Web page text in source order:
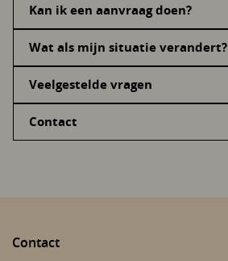
Kan ik een aanvraag doen?
Wat als mijn situatie verandert?
Veelgestelde vragen
Contact
Contact